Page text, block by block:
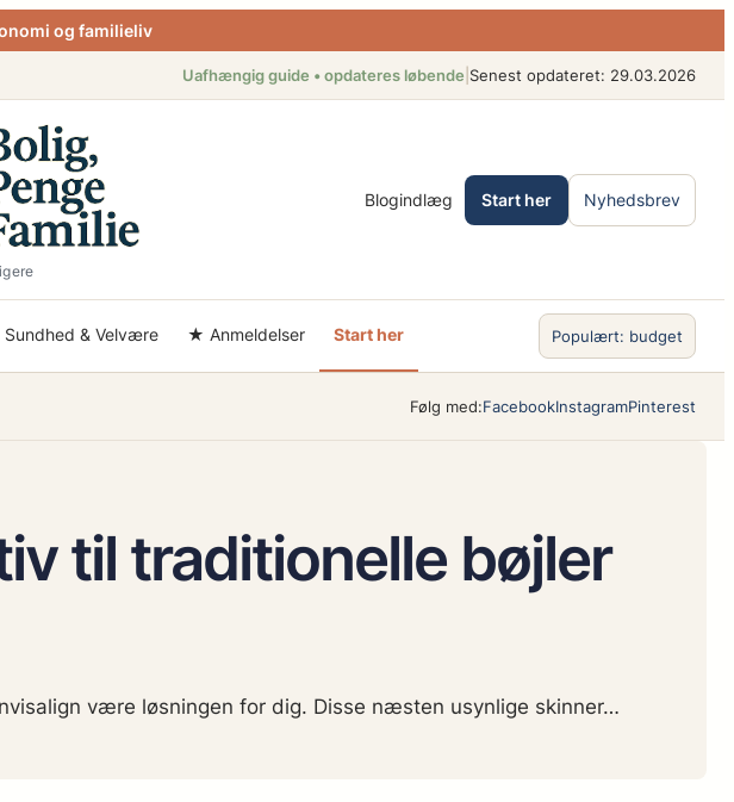
og familieliv
Uafhængig guide • opdateres løbende Senest opdateret: 29.03.2026
Blogindlæg Start her Nyhedsbrev
Sundhed & Velvære ★ Anmeldelser Start her Populært: budget
Følg med:FacebookInstagramPinterest
til traditionelle bøjler
være løsningen for dig. Disse næsten usynlige skinner…